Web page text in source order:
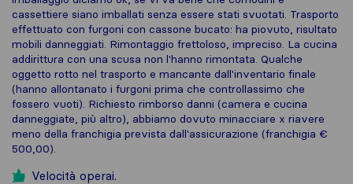
cassettiere siano imballati senza essere stati svuotati. Trasporto
effettuato con furgoni con cassone bucato: ha piovuto, risultato
mobili danneggiati. Rimontaggio frettoloso, impreciso. La cucina
addirittura con una scusa non l'hanno rimontata. Qualche
oggetto rotto nel trasporto e mancante dall'inventario finale
(hanno allontanato i furgoni prima che controllassimo che
fossero vuoti). Richiesto rimborso danni (camera e cucina
danneggiate, più altro), abbiamo dovuto minacciare x riavere
meno della franchigia prevista dall'assicurazione (franchigia €
500,00).
Velocità operai.